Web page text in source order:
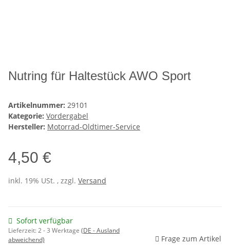
Nutring für Haltestück AWO Sport
Artikelnummer: 29101
Kategorie: Vordergabel
Hersteller: Motorrad-Oldtimer-Service
4,50 €
inkl. 19% USt. , zzgl. Versand
Sofort verfügbar
Lieferzeit:2 - 3 Werktage (DE - Ausland
abweichend)
Frage zum Artikel